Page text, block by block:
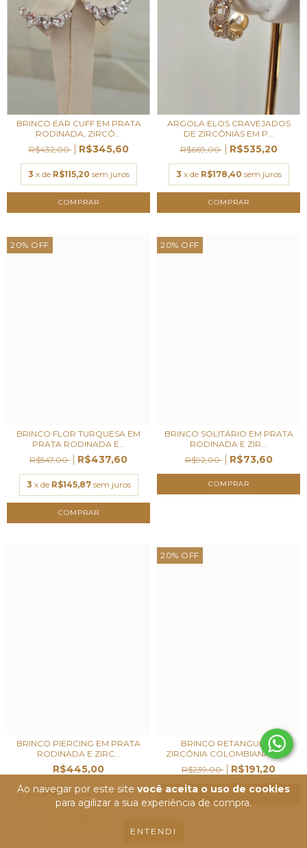
Ao navegar por este site você aceita o uso de cookies
para agilizar a sua experiência de compra.
ENTENDI
BRINCO EAR CUFF EM PRATA
RODINADA, ZIRCÔ...
R$432,00
R$345,60
3 x de R$115,20 sem juros
ARGOLA ELOS CRAVEJADOS
DE ZIRCÔNIAS EM P...
R$669,00
R$535,20
3 x de R$178,40 sem juros
20% OFF
BRINCO FLOR TURQUESA EM
PRATA RODINADA E...
R$547,00
R$437,60
3 x de R$145,87 sem juros
20% OFF
BRINCO SOLITÁRIO EM PRATA
RODINADA E ZIR...
R$92,00
R$73,60
BRINCO PIERCING EM PRATA
RODINADA E ZIRC...
R$445,00
3 x de R$148,33 sem juros
20% OFF
BRINCO RETANGULAR
ZIRCÔNIA COLOMBIANA EM...
R$239,00
R$191,20